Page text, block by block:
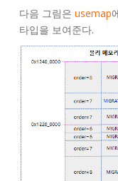
다음 그림은 usemap
타입을 보여준다.